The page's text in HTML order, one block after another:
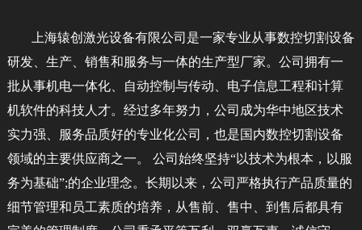
上海辕创激光设备有限公司是一家专业从事数控切割设备
研发、生产、销售和服务与一体的生产型厂家。公司拥有一
批从事机电一体化、自动控制与传动、电子信息工程和计算
机软件的科技人才。经过多年努力，公司成为华中地区技术
实力强、服务品质好的专业化公司，也是国内数控切割设备
领域的主要供应商之一。 公司始终坚持“以技术为根本，以服
务为基础”;的企业理念。长期以来，公司严格执行产品质量的
细节管理和员工素质的培养，从售前、售中、到售后都具有